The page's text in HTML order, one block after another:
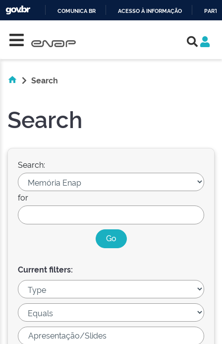
COMUNICA BR ACESSO À INFORMAÇÃO
Search
Search
Search:
for
Current filters: